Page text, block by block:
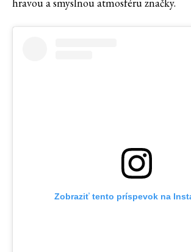
Zobraziť tento príspevok na